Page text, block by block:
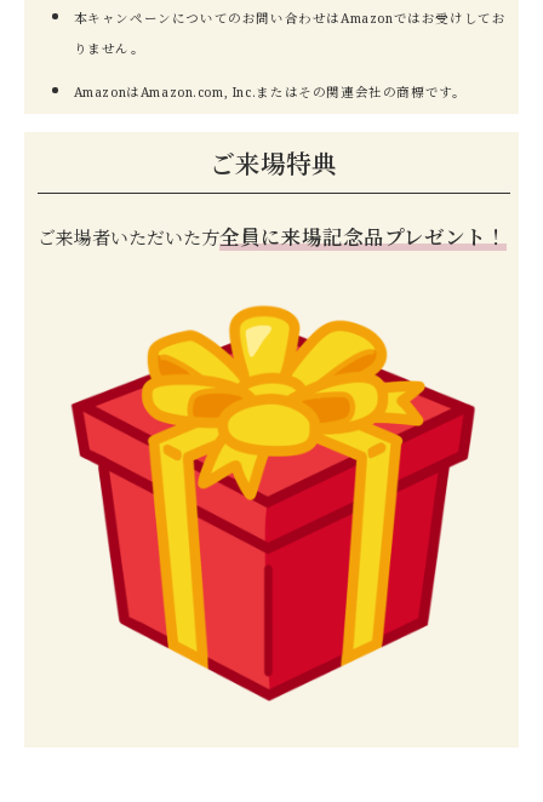
本キャンペーンについてのお問い合わせはAmazonではお受けしてお
りません。
AmazonはAmazon.com, Inc.またはその関連会社の商標です。
ご来場特典
ご来場者いただいた方全員に来場記念品プレゼント！